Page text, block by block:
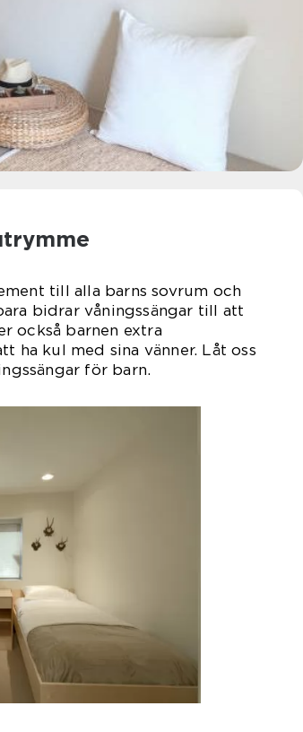
till alla barns sovrum och
bidrar våningssängar till att
också barnen extra
ha kul med sina vänner. Låt oss
för barn.